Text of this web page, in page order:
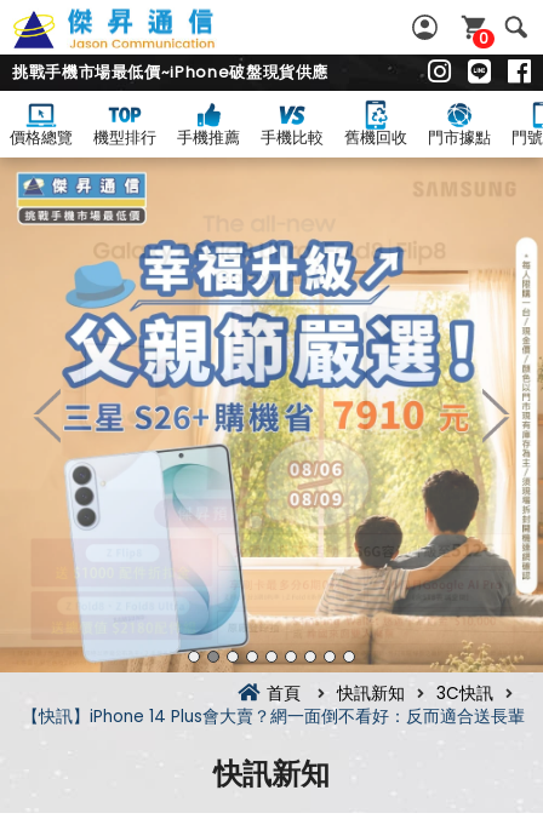
0
挑戰手機市場最低價~iPhone破盤現貨供應
價格總覽 機型排行 手機推薦 手機比較 舊機回收 門市據點 門
首頁 快訊新知
3C快訊
【快訊】iPhone 14 Plus會大賣？網一面倒不看好：反而適合送長輩
快訊新知